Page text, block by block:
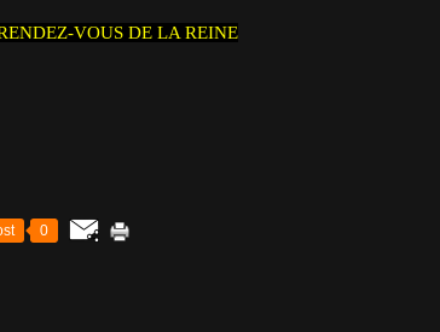
VOUS DE LA REINE
0